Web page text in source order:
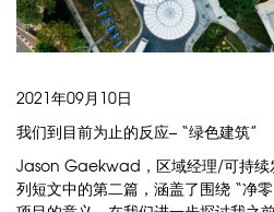
2021年09月10日
我们到目前为止的反应– “绿色建筑”
Jason Gaekwad，区域经理/可持续
列短文中的第二篇，涵盖了围绕 “净